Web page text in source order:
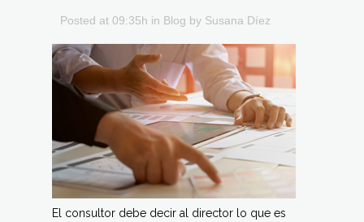
Posted at 09:35h in Blog by Susana Díez
El consultor debe decir al director lo que es